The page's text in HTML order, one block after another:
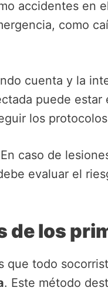
accidentes en
como
cuenta y la
puede
los
caso de
evaluar el
de los
que todo
. Este método